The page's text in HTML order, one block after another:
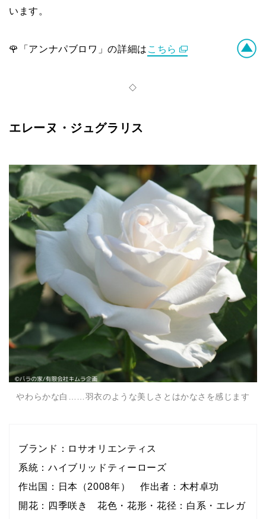
います。
🌹「アンナパブロワ」の詳細は こちら
◇
エレーヌ・ジュグラリス
やわらかな白……羽衣のような美しさとはかなさを感じます
ブランド：ロサオリエンティス
系統：ハイブリッドティーローズ
作出国：日本（2008年） 作出者：木村卓功
開花：四季咲き 花色・花形・花径：白系・エレガ